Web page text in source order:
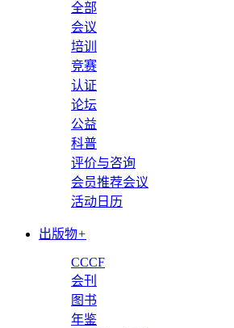
全部
会议
培训
竞赛
认证
论坛
公益
科普
评价与咨询
会员推荐会议
活动日历
出版物+
CCCF
会刊
图书
年鉴